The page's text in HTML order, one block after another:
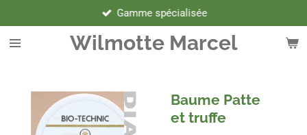
au
contenu
Wilmotte Marcel
Gamme spécialisée
Baume Patte
et truffe